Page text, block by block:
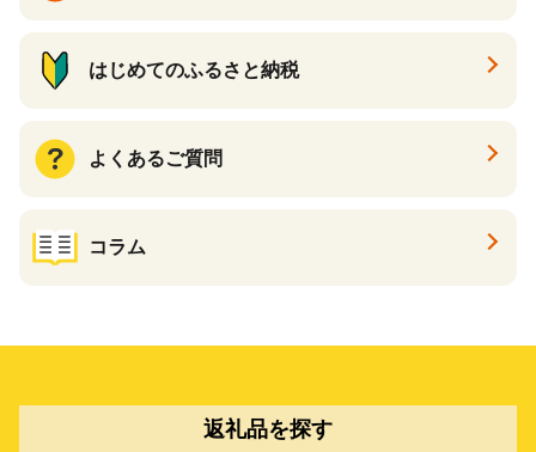
はじめてのふるさと納税
よくあるご質問
コラム
返礼品を探す